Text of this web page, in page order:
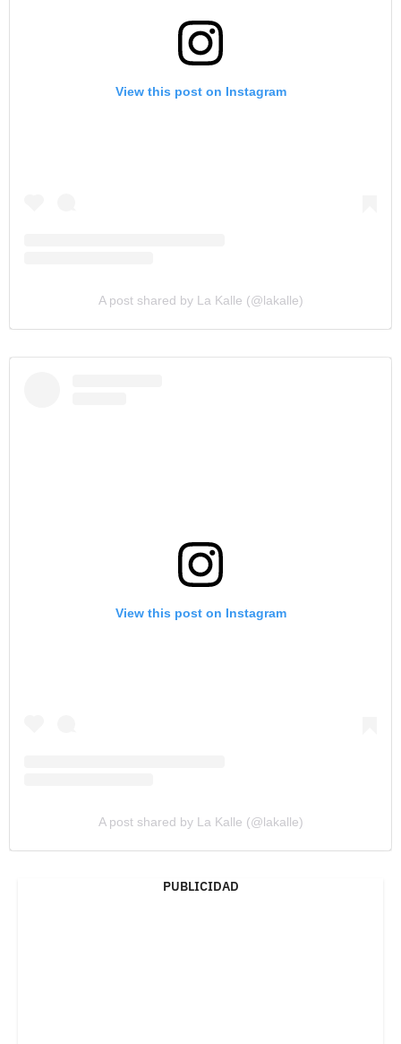
View this post on Instagram
A post shared by La Kalle (@lakalle)
View this post on Instagram
A post shared by La Kalle (@lakalle)
PUBLICIDAD